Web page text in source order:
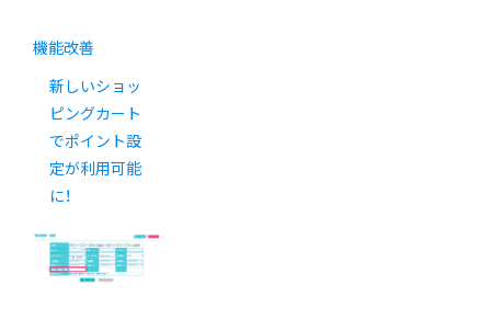
機能改善
新しいショッ
ピングカート
でポイント設
定が利用可能
に！